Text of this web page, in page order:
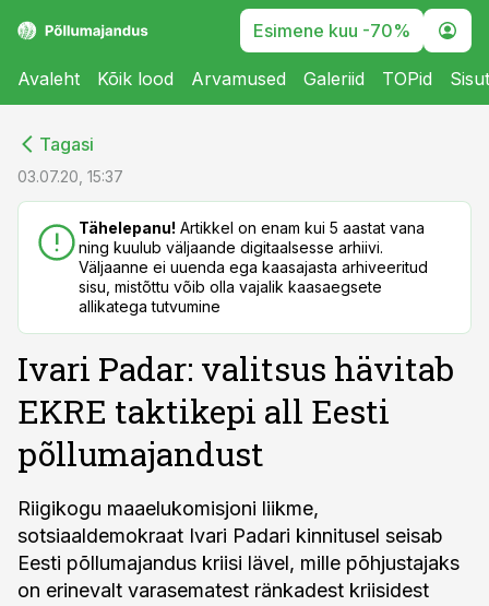
Esimene kuu -70%
Avaleht Kõik lood Arvamused Galeriid TOPid
Tagasi
03.07.20, 15:37
Tähelepanu! Artikkel on enam kui 5 aastat vana
ning kuulub väljaande digitaalsesse arhiivi.
Väljaanne ei uuenda ega kaasajasta arhiveeritud
sisu, mistõttu võib olla vajalik kaasaegsete
allikatega tutvumine
Ivari Padar: valitsus hävitab
EKRE taktikepi all Eesti
põllumajandust
Riigikogu maaelukomisjoni liikme,
sotsiaaldemokraat Ivari Padari kinnitusel seisab
Eesti põllumajandus kriisi lävel, mille põhjustajaks
on erinevalt varasematest ränkadest kriisidest